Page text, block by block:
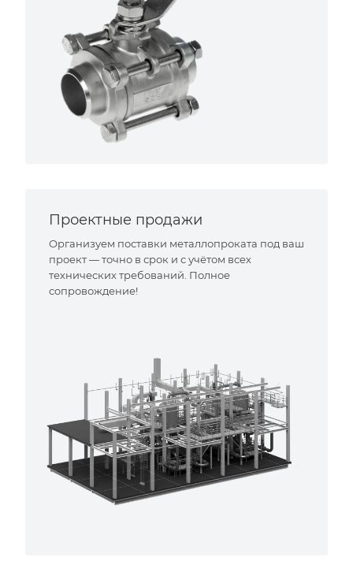
Проектные продажи
Организуем поставки металлопроката под ваш
проект — точно в срок и с учётом всех
технических требований. Полное
сопровождение!